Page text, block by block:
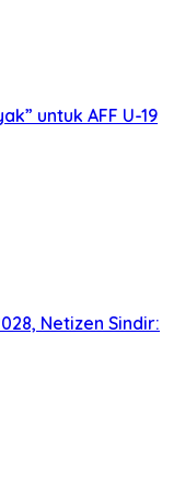
untuk AFF U-19
Netizen Sindir: